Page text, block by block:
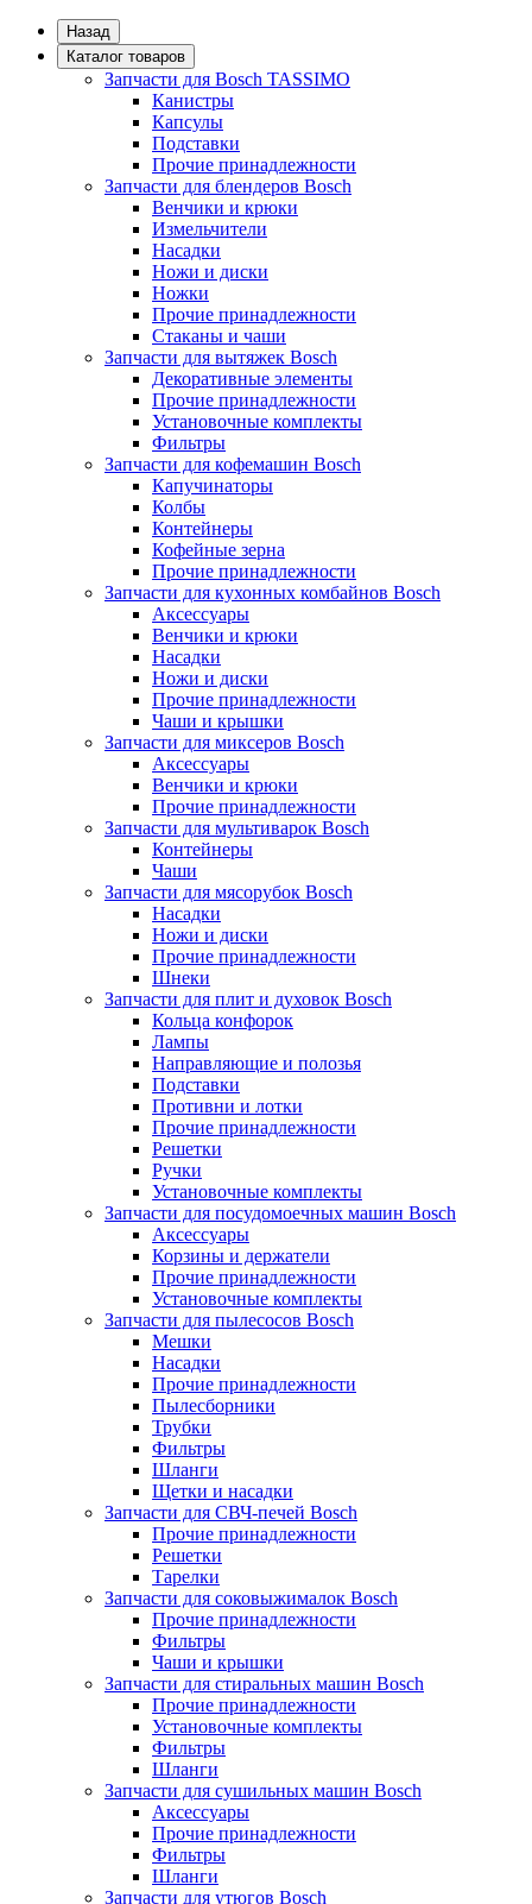
Назад
Каталог товаров
Запчасти для Bosch TASSIMO
Канистры
Капсулы
Подставки
Прочие принадлежности
Запчасти для блендеров Bosch
Венчики и крюки
Измельчители
Насадки
Ножи и диски
Ножки
Прочие принадлежности
Стаканы и чаши
Запчасти для вытяжек Bosch
Декоративные элементы
Прочие принадлежности
Установочные комплекты
Фильтры
Запчасти для кофемашин Bosch
Капучинаторы
Колбы
Контейнеры
Кофейные зерна
Прочие принадлежности
Запчасти для кухонных комбайнов Bosch
Аксессуары
Венчики и крюки
Насадки
Ножи и диски
Прочие принадлежности
Чаши и крышки
Запчасти для миксеров Bosch
Аксессуары
Венчики и крюки
Прочие принадлежности
Запчасти для мультиварок Bosch
Контейнеры
Чаши
Запчасти для мясорубок Bosch
Насадки
Ножи и диски
Прочие принадлежности
Шнеки
Запчасти для плит и духовок Bosch
Кольца конфорок
Лампы
Направляющие и полозья
Подставки
Противни и лотки
Прочие принадлежности
Решетки
Ручки
Установочные комплекты
Запчасти для посудомоечных машин Bosch
Аксессуары
Корзины и держатели
Прочие принадлежности
Установочные комплекты
Запчасти для пылесосов Bosch
Мешки
Насадки
Прочие принадлежности
Пылесборники
Трубки
Фильтры
Шланги
Щетки и насадки
Запчасти для СВЧ-печей Bosch
Прочие принадлежности
Решетки
Тарелки
Запчасти для соковыжималок Bosch
Прочие принадлежности
Фильтры
Чаши и крышки
Запчасти для стиральных машин Bosch
Прочие принадлежности
Установочные комплекты
Фильтры
Шланги
Запчасти для сушильных машин Bosch
Аксессуары
Прочие принадлежности
Фильтры
Шланги
Запчасти для утюгов Bosch